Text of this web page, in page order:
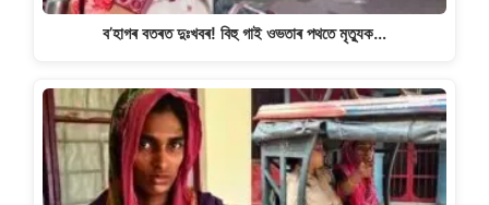
ব’হাগৰ বতৰত দুঃখবৰ! বিহু গাই ওভতাৰ পথতে মৃত্যুক…